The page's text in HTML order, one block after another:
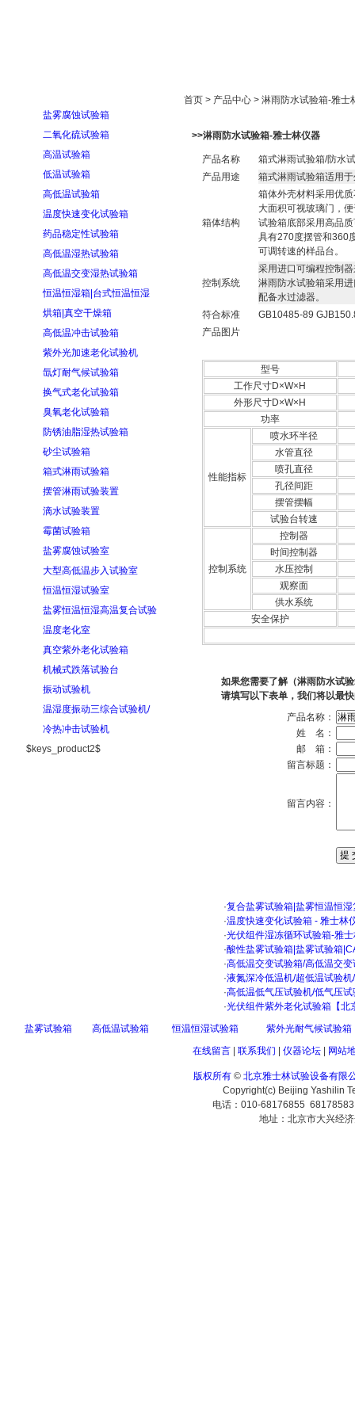
盐雾腐蚀试验箱
二氧化硫试验箱
高温试验箱
低温试验箱
高低温试验箱
温度快速变化试验箱
药品稳定性试验箱
高低温湿热试验箱
高低温交变湿热试验箱
恒温恒湿箱|台式恒温恒湿
烘箱|真空干燥箱
高低温冲击试验箱
紫外光加速老化试验机
氙灯耐气候试验箱
换气式老化试验箱
臭氧老化试验箱
防锈油脂湿热试验箱
砂尘试验箱
箱式淋雨试验箱
摆管淋雨试验装置
滴水试验装置
霉菌试验箱
盐雾腐蚀试验室
大型高低温步入试验室
恒温恒湿试验室
盐雾恒温恒湿高温复合试验
温度老化室
真空紫外老化试验箱
机械式跌落试验台
振动试验机
温湿度振动三综合试验机/
冷热冲击试验机
$keys_product2$
首页 > 产品中心 > 淋雨防水试验箱-雅士
>>淋雨防水试验箱-雅士林仪器
产品名称
箱式淋雨试验箱/防水
产品用途
箱式淋雨试验箱适用于
箱体结构
箱体外壳材料采用优
大面积可视玻璃门，
试验箱底部采用高品质
具有270度摆管和360
可调转速的样品台。
控制系统
采用进口可编程控制
淋雨防水试验箱采用
配备水过滤器。
符合标准
GB10485-89
产品图片
型号
工作尺寸D×W×H
外形尺寸D×W×H
功率
性能指标
喷水环半径
水管直径
喷孔直径
孔径间距
摆管摆幅
试验台转速
控制系统
控制器
时间控制器
水压控制
观察面
供水系统
安全保护
如果您需要了解（淋雨防水试
请填写以下表单，我们将以最
产品名称：
姓 名：
邮 箱：
留言标题：
留言内容：
·复合盐雾试验箱|盐雾恒温恒
·温度快速变化试验箱 - 雅士林
·光伏组件湿冻循环试验箱-雅
·酸性盐雾试验箱|盐雾试验箱
·高低温交变试验箱/高低温交
·液氮深冷低温机/超低温试验
·高低温低气压试验机/低气压
·光伏组件紫外老化试验箱【北
盐雾试验箱
高低温试验箱 恒温恒湿试验箱
紫外光耐气候试验箱
在线留言| 联系我们 仪器论坛| 网站
版权所有 © 北京雅士林试验设备有限
Copyright(c) Beijing Yashilin
电话：010-68176855
地址：北京市大兴经